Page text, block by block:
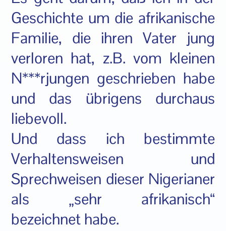
Geschichte um die afrikanische
Familie, die ihren Vater jung
verloren hat, z.B. vom kleinen
N***rjungen geschrieben habe
und das übrigens durchaus
liebevoll.
Und dass ich bestimmte
Verhaltensweisen und
Sprechweisen dieser Nigerianer
als „sehr afrikanisch“
bezeichnet habe.